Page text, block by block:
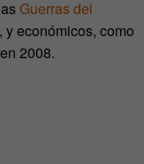
Guerras del
y económicos, como
2008.